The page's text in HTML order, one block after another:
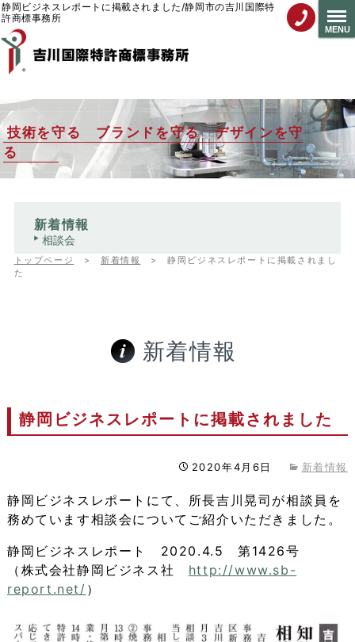
MENU
静岡ビジネスレポートに掲載されました/静岡市の吉川国際特
許商標事務所
技術を守る ブランドを守る デザインを守
る
新着情報
相談会
トップページ > 新着情報 >静岡ビジネスレポートに掲載されまし
た
新着情報
静岡ビジネスレポートに掲載されました
2020年4月6日 新着情報
静岡ビジネスレポートにて、所長吉川晃司が相談員を
務めています相談会についてご紹介いただきました。
静岡ビジネスレポート 2020.4.5 第1426号
（株式会社静岡ビジネス社 http://www.sb-
report.net/ ）